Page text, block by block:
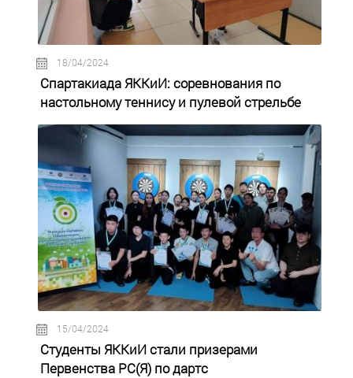
18/04/2024
Спартакиада ЯККиИ: соревнования по
настольному теннису и пулевой стрельбе
15/04/2024
Студенты ЯККиИ стали призерами
Первенства РС(Я) по дартс